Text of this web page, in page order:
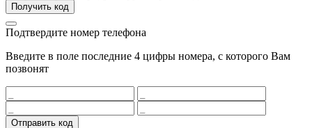
Получить код
Подтвердите номер телефона
Введите в поле последние 4 цифры номера, с которого Вам
позвонят
Отправить код